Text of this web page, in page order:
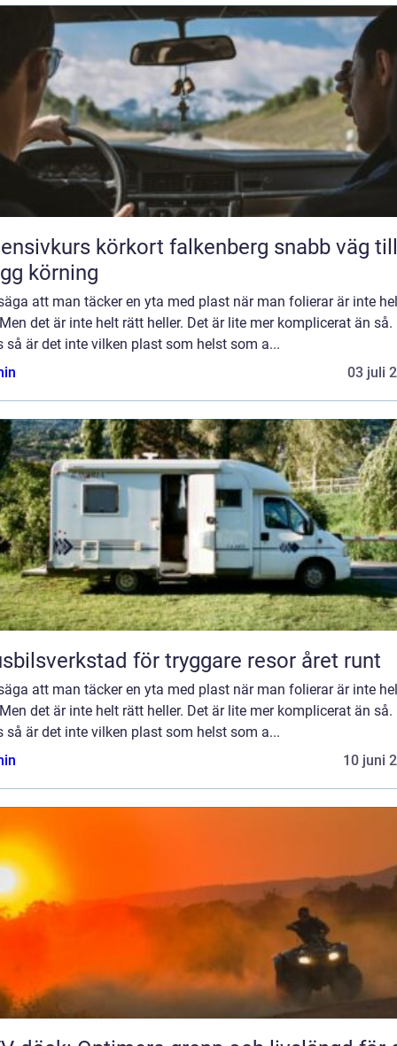
körkort falkenberg snabb väg till
körning
att man täcker en yta med plast när man folierar är inte
det är inte helt rätt heller. Det är lite mer komplicerat än så.
så är det inte vilken plast som helst som a...
03 juli
för tryggare resor året runt
att man täcker en yta med plast när man folierar är inte
det är inte helt rätt heller. Det är lite mer komplicerat än så.
så är det inte vilken plast som helst som a...
10 juni